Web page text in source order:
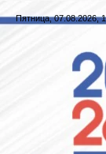
Пятница, 07.08.2026,